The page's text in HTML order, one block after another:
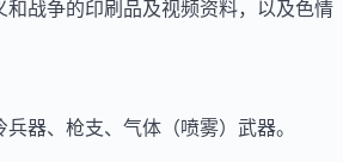
和战争的印刷品及视频资料，以及色情
器、枪支、气体（喷雾）武器。